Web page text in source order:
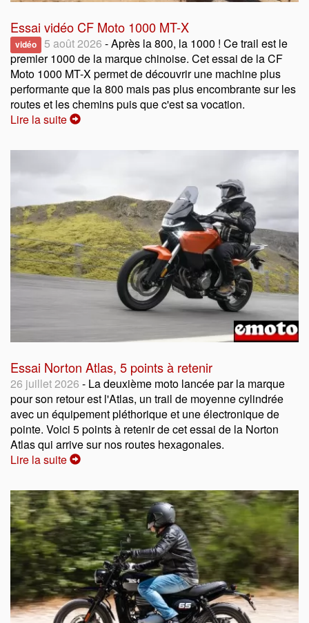
Essai vidéo CF Moto 1000 MT-X
vidéo 5 août 2026 - Après la 800, la 1000 ! Ce trail est le
premier 1000 de la marque chinoise. Cet essai de la CF
Moto 1000 MT-X permet de découvrir une machine plus
performante que la 800 mais pas plus encombrante sur les
routes et les chemins puis que c'est sa vocation.
Lire la suite
Essai Norton Atlas, 5 points à retenir
26 juillet 2026 - La deuxième moto lancée par la marque
pour son retour est l'Atlas, un trail de moyenne cylindrée
avec un équipement pléthorique et une électronique de
pointe. Voici 5 points à retenir de cet essai de la Norton
Atlas qui arrive sur nos routes hexagonales.
Lire la suite